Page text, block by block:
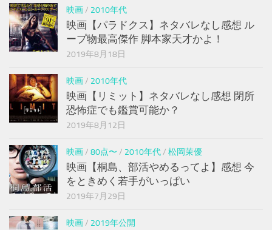
映画/ 2010年代
映画【パラドクス】ネタバレなし感想 ル
ープ物最高傑作 脚本家天才かよ！
2019年8月18日
映画/ 2010年代
映画【リミット】ネタバレなし感想 閉所
恐怖症でも鑑賞可能か？
2019年8月12日
映画/ 80点〜 / 2010年代/ 松岡茉優
映画【桐島、部活やめるってよ】感想 今
をときめく若手がいっぱい
2019年7月29日
映画/ 2019年公開